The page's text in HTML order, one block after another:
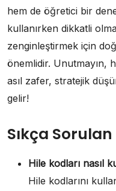
hem de öğretici bir
kullanırken dikkatli
zenginleştirmek için
önemlidir. Unutmayın,
asıl zafer, stratejik
gelir!
Sıkça
Hile kodları nasıl
Hile kodlarını